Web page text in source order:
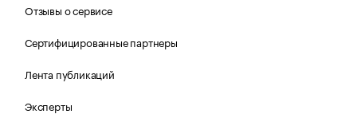
Отзывы о сервисе
Сертифицированные партнеры
Лента публикаций
Эксперты